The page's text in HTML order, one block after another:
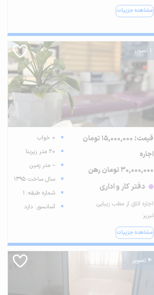
مشاهده جزییات
1 تصویر
قیمت: 15,000,000 تومان
اجاره
30,000,000 تومان رهن
دفتر کار و اداری
اجاره اتاق از مطب زیبایی
تبریز
مشاهده جزییات
0 خواب
20 متر زیربنا
-- متر زمین
سال ساخت 1395
شماره طبقه: 1
آسانسور: دارد
4 تصویر